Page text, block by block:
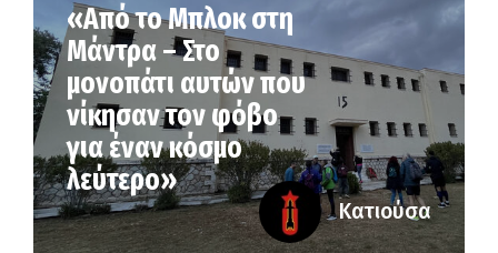
«Από το Μπλοκ στη
Μάντρα – Στο
μονοπάτι αυτών που
νίκησαν τον φόβο
για έναν κόσμο
λεύτερο»
Κατιούσα